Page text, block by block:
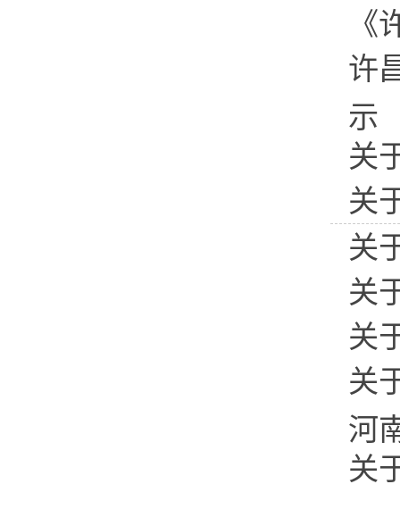
许
示
关
关
关
关
关
关
河
关